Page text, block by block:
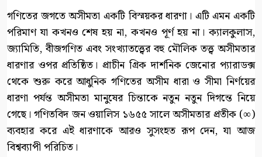
গণিতের জগতে অসীমতা একটি বিস্ময়কর ধারণা। এটি এমন একটি
পরিমাণ যা কখনও শেষ হয় না, কখনও পূর্ণ হয় না। ক্যালকুলাস,
জ্যামিতি, বীজগণিত এবং সংখ্যাতত্ত্বের বহু মৌলিক তত্ত্ব অসীমতার
ধারণার ওপর প্রতিষ্ঠিত। প্রাচীন গ্রিক দার্শনিক জেনোর প্যারাডক্স
থেকে শুরু করে আধুনিক গণিতের অসীম ধারা ও সীমা নির্ণয়ের
ধারণা পর্যন্ত অসীমতা মানুষের চিন্তাকে নতুন নতুন দিগন্তে নিয়ে
গেছে। গণিতবিদ জন ওয়ালিস ১৬৫৫ সালে অসীমতার প্রতীক (∞)
ব্যবহার করে এই ধারণাকে আরও সুসংহত রূপ দেন, যা আজ
বিশ্বব্যাপী পরিচিত।